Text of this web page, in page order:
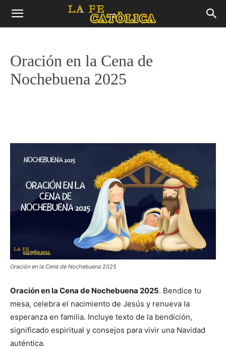
Oración en la Cena de
Nochebuena 2025
Oración en la Cena de Nochebuena 2025
Oración en la Cena de Nochebuena 2025. Bendice tu
mesa, celebra el nacimiento de Jesús y renueva la
esperanza en familia. Incluye texto de la bendición,
significado espiritual y consejos para vivir una Navidad
auténtica.